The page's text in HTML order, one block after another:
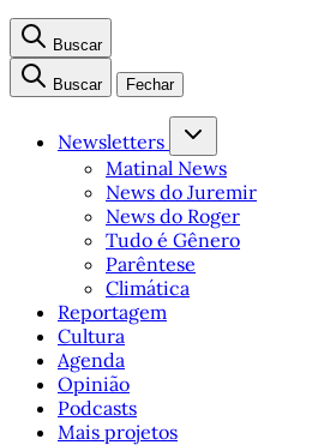
Buscar
Buscar Fechar
Newsletters
Matinal News
News do Juremir
News do Roger
Tudo é Gênero
Parêntese
Climática
Reportagem
Cultura
Agenda
Opinião
Podcasts
Mais projetos